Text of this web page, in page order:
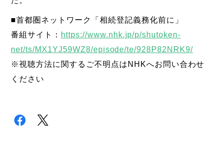
■首都圏ネットワーク「相続登記義務化前に」
番組サイト： https://www.nhk.jp/p/shutoken-
net/ts/MX1YJ59WZ8/episode/te/928P82NRK9/
※視聴方法に関するご不明点はNHKへお問い合わせ
ください